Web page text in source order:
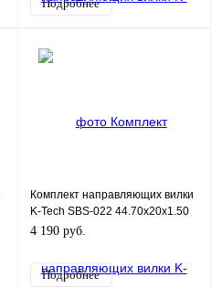
Подробнее
Комплект направляющих вилки
K-Tech SBS-022 44.70x20x1.50
4 190 руб.
Подробнее